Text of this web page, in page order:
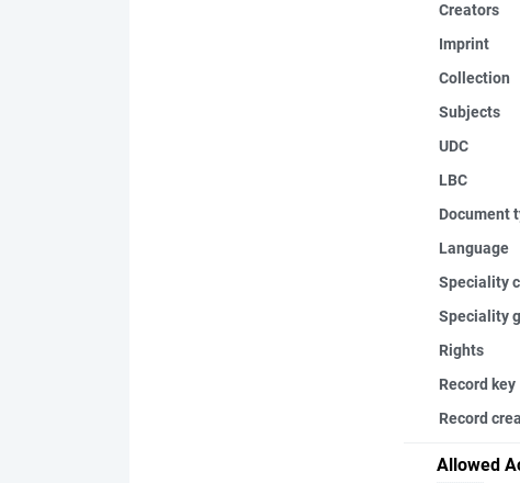
Creators
Imprint
Collection
Subjects
UDC
LBC
Document
Language
Speciality
Speciality
Rights
Record key
Record
Allowed